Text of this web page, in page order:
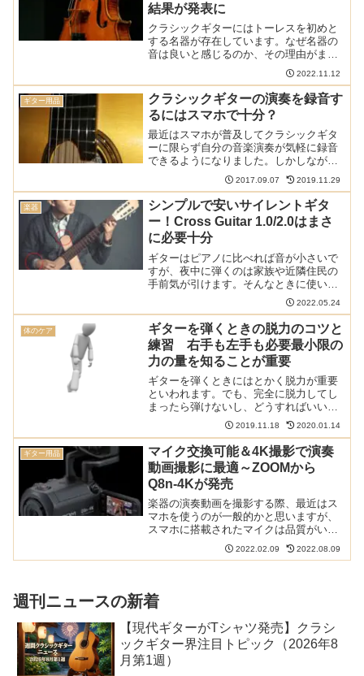
結果が発表に
クラシックギターにはトーレスを初めと
する名器が存在しています。なぜ名器の
音は良いと感じるのか、その理由がまた1
つ解明されたかもしれません。「第3の
音」が強いことが原因という研究結果が
発表されました。2つの音から生まれる
「第3の音」この研究は...
2022.11.12
ギター用品
クラシックギターの演奏を録音す
るにはスマホで十分？
最近はスマホが普及してクラシックギタ
ーに限らず自分の音楽演奏が気軽に録音
できるようになりました。しかしなが
ら、その音質は「いまいち」とも言われ
ています。専用のリニアPCMレコーダー
(ICレコーダー)等に比べてどれだけ違うの
か実験してみました...
2017.09.07 2019.11.29
楽器
シンプルで安いサイレントギタ
ー！Cross Guitar 1.0/2.0はまさ
に必要十分
ギターはピアノに比べれば音が小さいで
すが、夜中に弾くのは家族や近隣住民の
手前気が引けます。そんなときに使いた
いのがサイレントギターですが、ヤマハ
のものは価格が高いのが難点です。
「Cross Guitar（クロスギター）」は無駄
な部分をすべて...
2022.05.24
体のケア
ギターを弾くときの脱力のコツと
練習 右手も左手も必要最小限の
力の量を知ることが重要
ギターを弾くときにはとかく脱力が重要
といわれます。でも、完全に脱力してし
まったら弾けないし、どうすればいいの
かわからない人が多いかと思います。コ
ツは力を抜くことではなく、必要最小限
の力の量を知ることです。脱力について
はこちらのカテゴリの記事...
2019.11.18 2020.01.14
ギター用品
マイク交換可能＆4K撮影で演奏
動画撮影に最適～ZOOMから
Q8n-4Kが発売
楽器の演奏動画を撮影する際、最近はス
マホを使うのが一般的かと思いますが、
スマホに搭載されたマイクは品質がいま
いちなことが多いです。かといってスマ
ホに外部マイクを付けるのは面倒です
2022.02.09 2022.08.09
週刊ニュースの新着
【現代ギターがTシャツ発売】クラシ
ックギター界注目トピック（2026年8
月第1週）